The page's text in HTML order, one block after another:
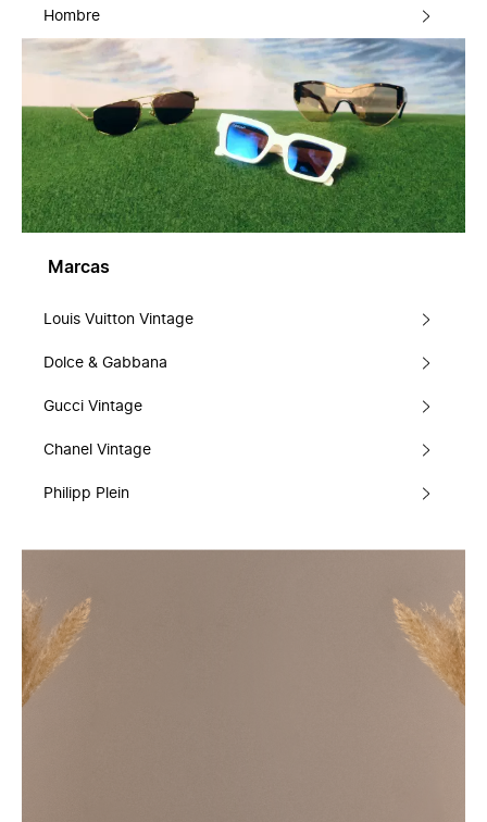
Hombre
Marcas
Louis Vuitton Vintage
Dolce & Gabbana
Gucci Vintage
Chanel Vintage
Philipp Plein